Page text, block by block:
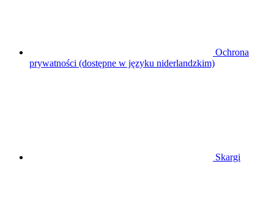
Ochrona
prywatności (dostępne w języku niderlandzkim)
Skargi